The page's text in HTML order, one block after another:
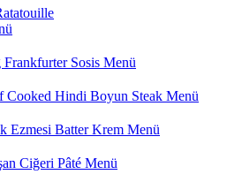
Sosis Menü
Cooked Hindi Boyun Steak Menü
Ezmesi Batter Krem Menü
Ciğeri Pâté Menü